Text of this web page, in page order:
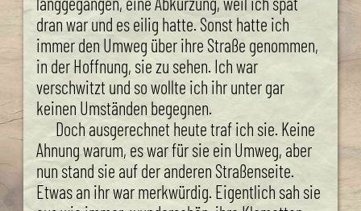
dran war und es eilig hatte. Sonst hatte ich
immer den Umweg über ihre Straße genommen,
in der Hoffnung, sie zu sehen. Ich war
verschwitzt und so wollte ich ihr unter gar
keinen Umständen begegnen.
Doch ausgerechnet heute traf ich sie. Keine
Ahnung warum, es war für sie ein Umweg, aber
nun stand sie auf der anderen Straßenseite.
Etwas an ihr war merkwürdig. Eigentlich sah sie